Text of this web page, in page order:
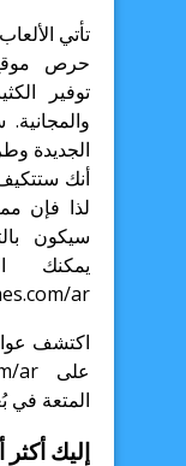
تأتي
توفير
الجديدة
أنك
لذا فإن
سيكون
يمكنك
ar.
اكتشف
المتعة في
إليك أكثر